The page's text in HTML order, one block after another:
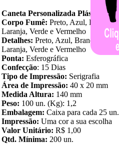
Caneta Personalizada Plástica
Corpo Fumê: Preto, Azul, Branco,
Laranja, Verde e Vermelho
Detalhes: Preto, Azul, Branco,
Laranja, Verde e Vermelho
Ponta: Esferográfica
Confecção: 15 Dias
Tipo de Impressão: Serigrafia
Área de Impressão: 40 x 20 mm
Medida Altura: 140 mm
Peso: 100 un. (Kg): 1,2
Embalagem: Caixa para cada 25 un.
Impressão: Uma cor a sua escolha
Valor Unitário: R$ 1,00
Qtd. Mínima: 200 un.